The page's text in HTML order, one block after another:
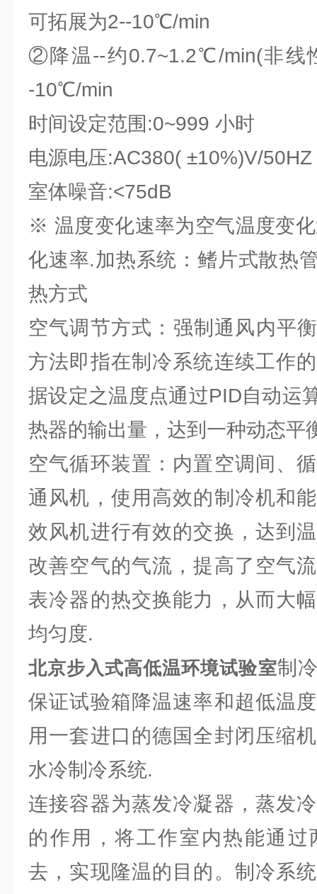
可拓展为2--10℃/min
②降温--约0.7~1.2℃/min(非线
-10℃/min
时间设定范围:0~999 小时
电源电压:AC380( ±10%)V/
室体噪音:<75dB
※ 温度变化速率为空气温度变
化速率.加热系统：鳍片式散热
热方式
空气调节方式：强制通风内平
方法即指在制冷系统连续工作
据设定之温度点通过PID自动运
热器的输出量，达到一种动态平
空气循环装置：内置空调间、
通风机，使用高效的制冷机和
效风机进行有效的交换，达到
改善空气的气流，提高了空气
表冷器的热交换能力，从而大
均匀度.
北京步入式高低温环境试验室制
保证试验箱降温速率和超低温
用一套进口的德国全封闭压缩
水冷制冷系统.
连接容器为蒸发冷凝器，蒸发
的作用，将工作室内热能通
去，实现隆温的目的。制冷系